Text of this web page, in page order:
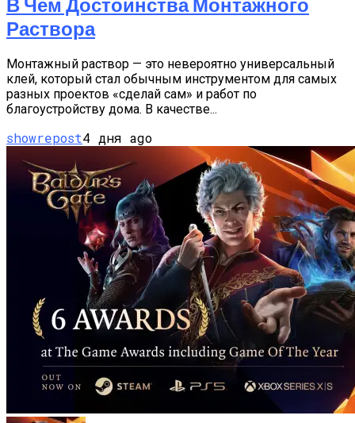
Раствора
Монтажный раствор — это невероятно универсальный
клей, который стал обычным инструментом для самых
разных проектов «сделай сам» и работ по
благоустройству дома. В качестве...
showrepost4 дня ago